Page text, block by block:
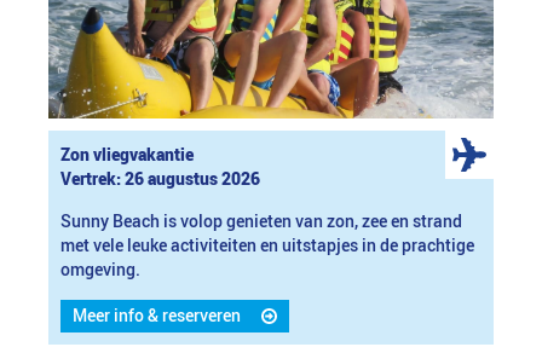
Zon vliegvakantie
Vertrek: 26 augustus 2026
Sunny Beach is volop genieten van zon, zee en strand
met vele leuke activiteiten en uitstapjes in de prachtige
omgeving.
Meer info & reserveren